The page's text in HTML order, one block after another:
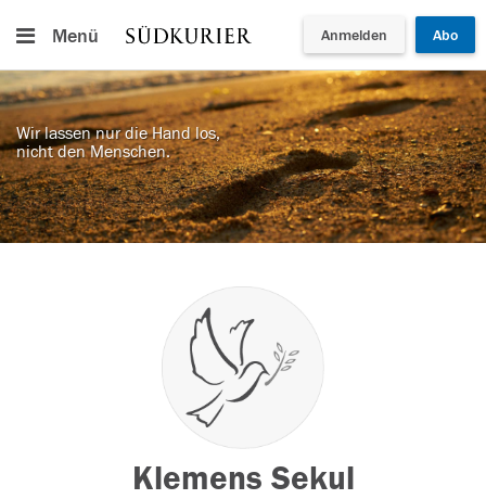
Menü Anmelden Abo
Wir lassen nur die Hand los,
nicht den Menschen.
Klemens Sekul